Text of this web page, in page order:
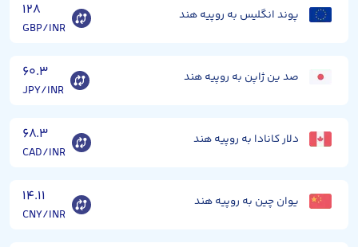
پوند انگلیس به روپیه هند ۱۲۸
GBP/INR
صد ین ژاپن به روپیه هند ۶۰.۳
JPY/INR
دلار کانادا به روپیه هند ۶۸.۳
CAD/INR
یوان چین به روپیه هند ۱۴.۱۱
CNY/INR